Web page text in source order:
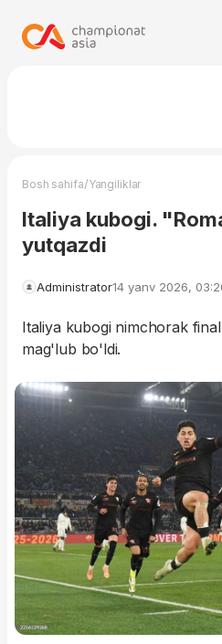
Bosh sahifa/Yangiliklar
Italiya kubogi.
yutqazdi
Administrator14 yanv 2026,
Italiya kubogi nimchorak
mag'lub bo'ldi.